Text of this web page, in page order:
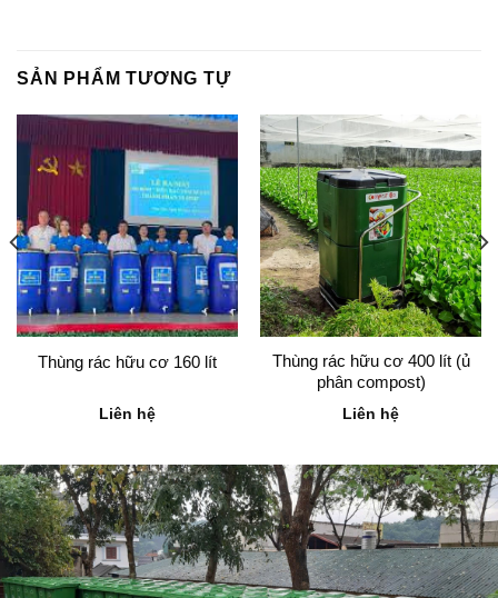
SẢN PHẨM TƯƠNG TỰ
Thùng rác hữu cơ 160 lít
Liên hệ
Thùng rác hữu cơ 400 lít (ủ
phân compost)
Liên hệ